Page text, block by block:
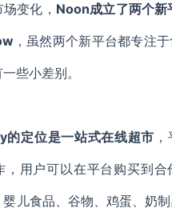
变化， Noon成立了两个
，虽然两个新平台都专注
些小差别。
的定位是一站式在线超市
，用户可以在平台购买到合
儿食品、谷物、鸡蛋、奶制